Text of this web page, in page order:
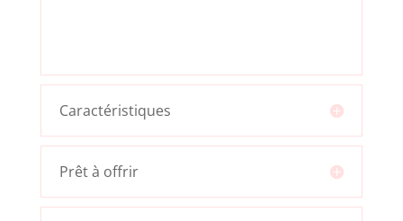
Caractéristiques
Prêt à offrir